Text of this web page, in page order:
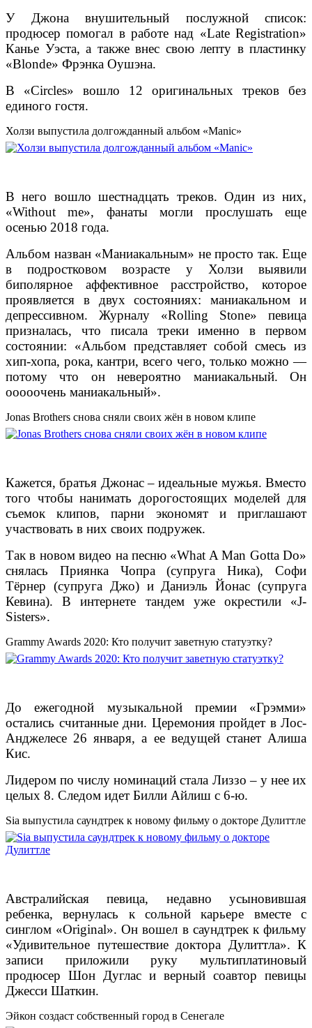
У Джона внушительный послужной список:
продюсер помогал в работе над «Late Registration»
Канье Уэста, а также внес свою лепту в пластинку
«Blonde» Фрэнка Оушэна.
В «Circles» вошло 12 оригинальных треков без
единого гостя.
Холзи выпустила долгожданный альбом «Manic»
В него вошло шестнадцать треков. Один из них,
«Without me», фанаты могли прослушать еще
осенью 2018 года.
Альбом назван «Маниакальным» не просто так. Еще
в подростковом возрасте у Холзи выявили
биполярное аффективное расстройство, которое
проявляется в двух состояниях: маниакальном и
депрессивном. Журналу «Rolling Stone» певица
призналась, что писала треки именно в первом
состоянии: «Альбом представляет собой смесь из
хип-хопа, рока, кантри, всего чего, только можно —
потому что он невероятно маниакальный. Он
ооооочень маниакальный».
Jonas Brothers снова сняли своих жён в новом клипе
Кажется, братья Джонас – идеальные мужья. Вместо
того чтобы нанимать дорогостоящих моделей для
съемок клипов, парни экономят и приглашают
участвовать в них своих подружек.
Так в новом видео на песню «What A Man Gotta Do»
снялась Приянка Чопра (супруга Ника), Софи
Тёрнер (супруга Джо) и Даниэль Йонас (супруга
Кевина). В интернете тандем уже окрестили «J-
Sisters».
Grammy Awards 2020: Кто получит заветную статуэтку?
До ежегодной музыкальной премии «Грэмми»
остались считанные дни. Церемония пройдет в Лос-
Анджелесе 26 января, а ее ведущей станет Алиша
Кис.
Лидером по числу номинаций стала Лиззо – у нее их
целых 8. Следом идет Билли Айлиш с 6-ю.
Sia выпустила саундтрек к новому фильму о докторе Дулиттле
Австралийская певица, недавно усыновившая
ребенка, вернулась к сольной карьере вместе с
синглом «Original». Он вошел в саундтрек к фильму
«Удивительное путешествие доктора Дулиттла». К
записи приложили руку мультиплатиновый
продюсер Шон Дуглас и верный соавтор певицы
Джесси Шаткин.
Эйкон создаст собственный город в Сенегале